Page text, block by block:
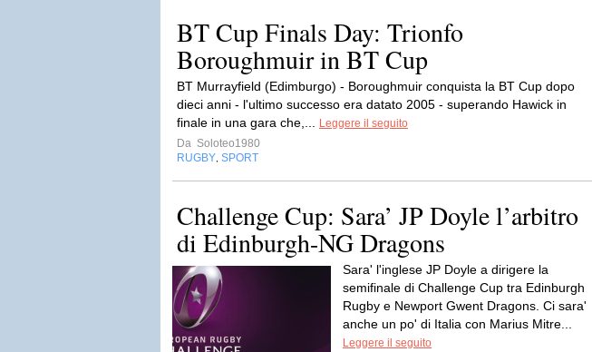
BT Cup Finals Day: Trionfo
Boroughmuir in BT Cup
BT Murrayfield (Edimburgo) - Boroughmuir conquista la BT Cup dopo
dieci anni - l'ultimo successo era datato 2005 - superando Hawick in
finale in una gara che,...
Leggere il seguito
Da Soloteo1980
RUGBY SPORT
Challenge Cup: Sara’ JP Doyle l’arbitro
di Edinburgh-NG Dragons
Sara' l'inglese JP Doyle a dirigere la
semifinale di Challenge Cup tra Edinburgh
Rugby e Newport Gwent Dragons. Ci sara'
anche un po' di Italia con Marius Mitre...
Leggere il seguito